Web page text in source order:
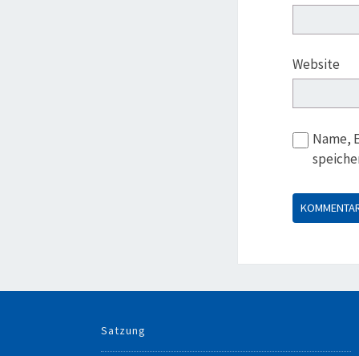
Website
Name,
Satzung